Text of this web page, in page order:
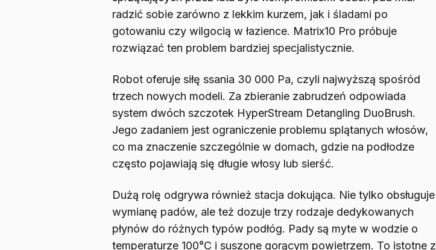
radzić sobie zarówno z lekkim kurzem, jak i śladami po
gotowaniu czy wilgocią w łazience. Matrix10 Pro próbuje
rozwiązać ten problem bardziej specjalistycznie.
Robot oferuje siłę ssania 30 000 Pa, czyli najwyższą spośród
trzech nowych modeli. Za zbieranie zabrudzeń odpowiada
system dwóch szczotek HyperStream Detangling DuoBrush.
Jego zadaniem jest ograniczenie problemu splątanych włosów,
co ma znaczenie szczególnie w domach, gdzie na podłodze
często pojawiają się długie włosy lub sierść.
Dużą rolę odgrywa również stacja dokująca. Nie tylko obsługuje
wymianę padów, ale też dozuje trzy rodzaje dedykowanych
płynów do różnych typów podłóg. Pady są myte w wodzie o
temperaturze 100°C i suszone gorącym powietrzem. To istotne z